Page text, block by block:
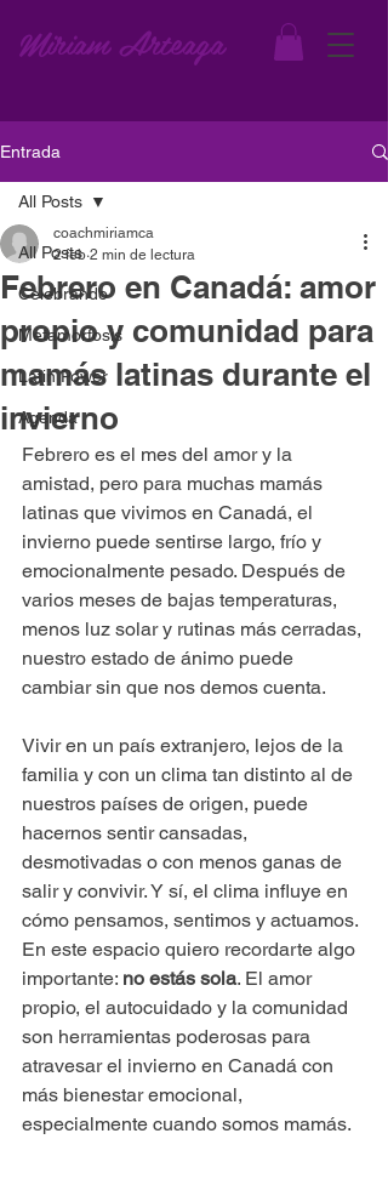
Miriam Arteaga
Entrada
All Posts
Celebrando
Metamorfosis
Latin Power
Agenda
All Posts
Febrero en Canadá: amor
propio y comunidad para
mamás latinas durante el
invierno
coachmiriamca
2 feb 2 min de lectura
Febrero es el mes del amor y la
amistad, pero para muchas mamás
latinas que vivimos en Canadá, el
invierno puede sentirse largo, frío y
emocionalmente pesado. Después de
varios meses de bajas temperaturas,
menos luz solar y rutinas más cerradas,
nuestro estado de ánimo puede
cambiar sin que nos demos cuenta.
Vivir en un país extranjero, lejos de la
familia y con un clima tan distinto al de
nuestros países de origen, puede
hacernos sentir cansadas,
desmotivadas o con menos ganas de
salir y convivir. Y sí, el clima influye en
cómo pensamos, sentimos y actuamos.
En este espacio quiero recordarte algo
importante: no estás sola. El amor
propio, el autocuidado y la comunidad
son herramientas poderosas para
atravesar el invierno en Canadá con
más bienestar emocional,
especialmente cuando somos mamás.